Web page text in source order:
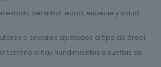
estado del árbol: edad, especie y salud
o anclajes ajustados al tipo de árbol.
terreno si hay hundimientos o sueltas de